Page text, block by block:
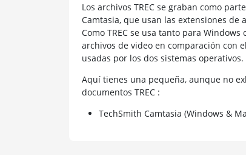
Los archivos TREC se graban como
Camtasia, que usan las extensiones de
Como TREC se usa tanto para
archivos de video en comparación con
usadas por los dos sistemas operativos.
Aquí tienes una pequeña, aunque no
documentos TREC :
TechSmith Camtasia (Windows &